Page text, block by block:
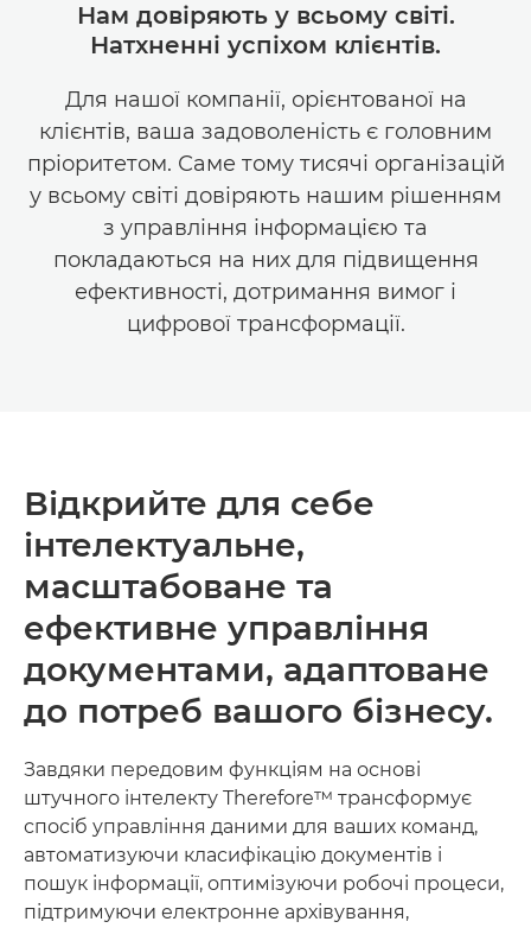
Нам довіряють у всьому світі.
Натхненні успіхом клієнтів.
Для нашої компанії, орієнтованої на
клієнтів, ваша задоволеність є головним
пріоритетом. Саме тому тисячі організацій
у всьому світі довіряють нашим рішенням
з управління інформацією та
покладаються на них для підвищення
ефективності, дотримання вимог і
цифрової трансформації.
Відкрийте для себе
інтелектуальне,
масштабоване та
ефективне управління
документами, адаптоване
до потреб вашого бізнесу.
Завдяки передовим функціям на основі
штучного інтелекту Therefore™ трансформує
спосіб управління даними для ваших команд,
автоматизуючи класифікацію документів і
пошук інформації, оптимізуючи робочі процеси,
підтримуючи електронне архівування,